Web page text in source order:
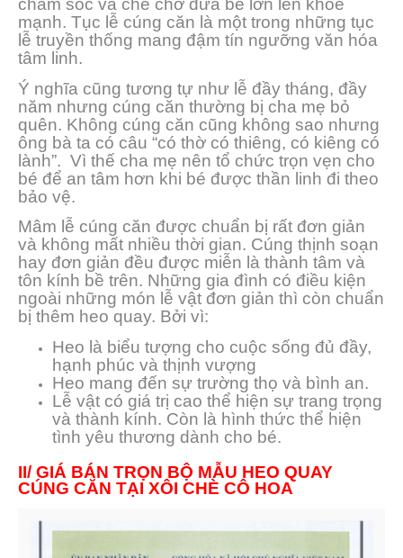
chăm sóc và che chở đứa bé lớn lên khỏe
mạnh. Tục lễ cúng căn là một trong những tục
lễ truyền thống mang đậm tín ngưỡng văn hóa
tâm linh.
Ý nghĩa cũng tương tự như lễ đầy tháng, đầy
năm nhưng cúng căn thường bị cha mẹ bỏ
quên. Không cúng căn cũng không sao nhưng
ông bà ta có câu “có thờ có thiêng, có kiêng có
lành”. Vì thế cha mẹ nên tổ chức trọn vẹn cho
bé để an tâm hơn khi bé được thần linh đi theo
bảo vệ.
Mâm lễ cúng căn được chuẩn bị rất đơn giản
và không mất nhiều thời gian. Cúng thịnh soạn
hay đơn giản đều được miễn là thành tâm và
tôn kính bề trên. Những gia đình có điều kiện
ngoài những món lễ vật đơn giản thì còn chuẩn
bị thêm heo quay. Bởi vì:
Heo là biểu tượng cho cuộc sống đủ đầy,
hạnh phúc và thịnh vượng
Heo mang đến sự trường thọ và bình an.
Lễ vật có giá trị cao thể hiện sự trang trọng
và thành kính. Còn là hình thức thể hiện
tình yêu thương dành cho bé.
II/ GIÁ BÁN TRỌN BỘ MẪU HEO QUAY
CÚNG CĂN TẠI XÔI CHÈ CÔ HOA